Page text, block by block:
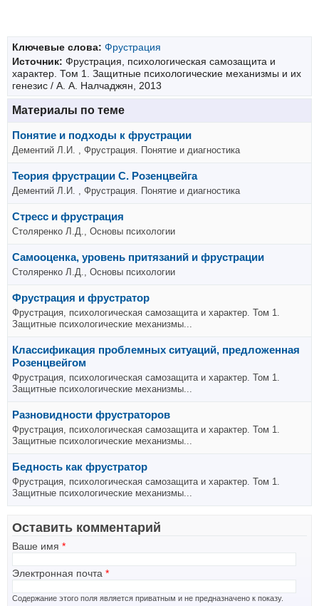
Ключевые слова: Фрустрация
Источник: Фрустрация, психологическая самозащита и
характер. Том 1. Защитные психологические механизмы и их
генезис / А. А. Налчаджян, 2013
Материалы по теме
Понятие и подходы к фрустрации
Дементий Л.И. , Фрустрация. Понятие и диагностика
Теория фрустрации С. Розенцвейга
Дементий Л.И. , Фрустрация. Понятие и диагностика
Стресс и фрустрация
Столяренко Л.Д., Основы психологии
Самооценка, уровень притязаний и фрустрации
Столяренко Л.Д., Основы психологии
Фрустрация и фрустратор
Фрустрация, психологическая самозащита и характер. Том 1.
Защитные психологические механизмы...
Классификация проблемных ситуаций, предложенная
Розенцвейгом
Фрустрация, психологическая самозащита и характер. Том 1.
Защитные психологические механизмы...
Разновидности фрустраторов
Фрустрация, психологическая самозащита и характер. Том 1.
Защитные психологические механизмы...
Бедность как фрустратор
Фрустрация, психологическая самозащита и характер. Том 1.
Защитные психологические механизмы...
Оставить комментарий
Ваше имя *
Электронная почта *
Содержание этого поля является приватным и не предназначено к показу.